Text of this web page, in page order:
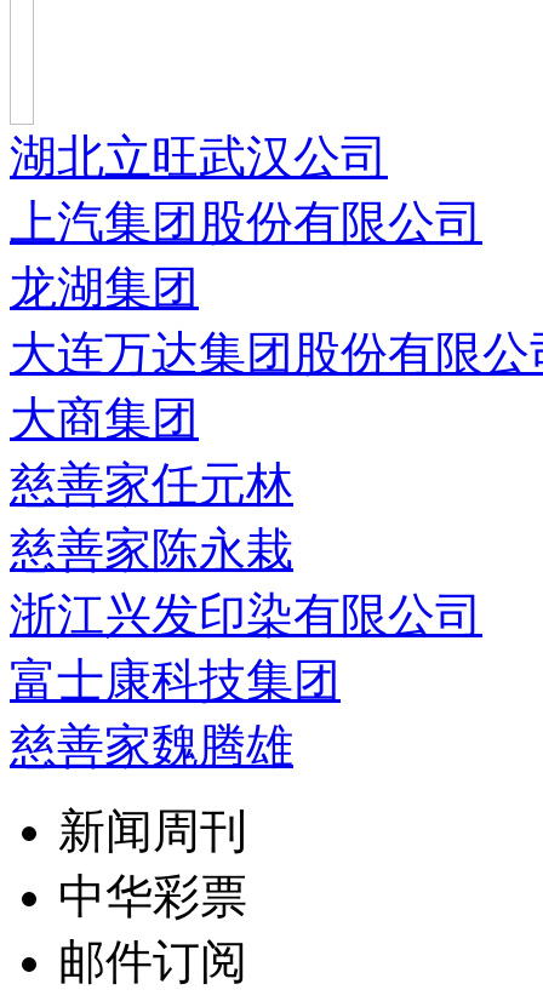
湖北立旺武汉公司
上汽集团股份有限公司
龙湖集团
大连万达集团股份有限公
大商集团
慈善家任元林
慈善家陈永栽
浙江兴发印染有限公司
富士康科技集团
慈善家魏腾雄
新闻周刊
中华彩票
邮件订阅